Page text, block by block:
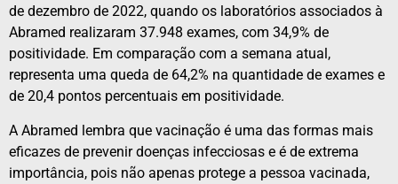
de dezembro de 2022, quando os laboratórios associados à
Abramed realizaram 37.948 exames, com 34,9% de
positividade. Em comparação com a semana atual,
representa uma queda de 64,2% na quantidade de exames e
de 20,4 pontos percentuais em positividade.
A Abramed lembra que vacinação é uma das formas mais
eficazes de prevenir doenças infecciosas e é de extrema
importância, pois não apenas protege a pessoa vacinada,